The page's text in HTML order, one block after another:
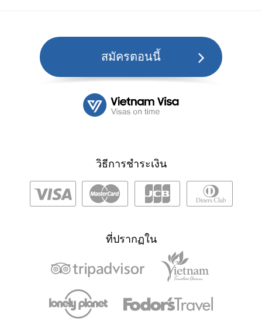
สมัครตอนนี้
วิธีการชำระเงิน
ที่ปรากฏใน